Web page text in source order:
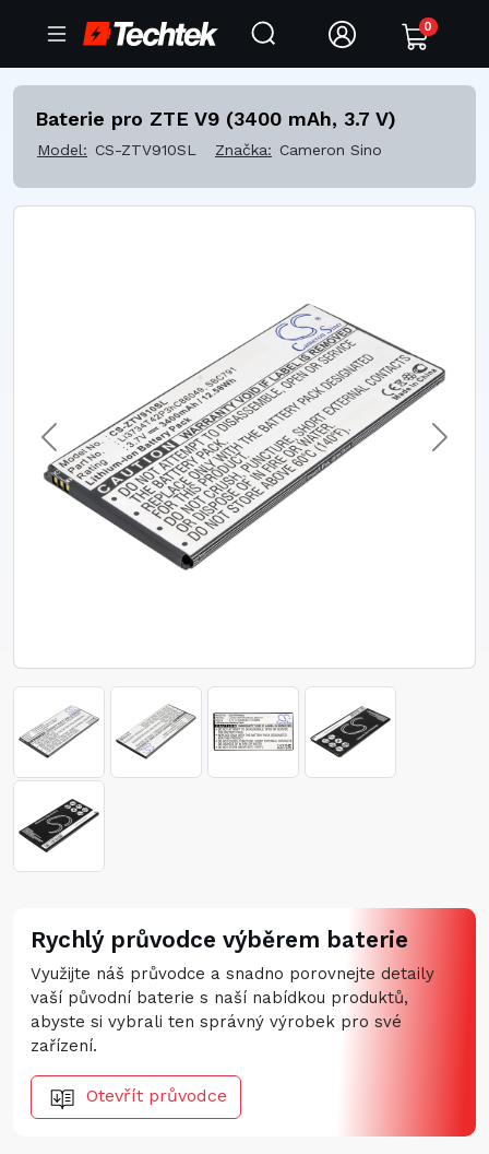
0
Baterie pro ZTE V9 (3400 mAh, 3.7 V)
Model: CS-ZTV910SL Značka: Cameron Sino
Rychlý průvodce výběrem baterie
Využijte náš průvodce a snadno porovnejte detaily
vaší původní baterie s naší nabídkou produktů,
abyste si vybrali ten správný výrobek pro své
zařízení.
Otevřít průvodce